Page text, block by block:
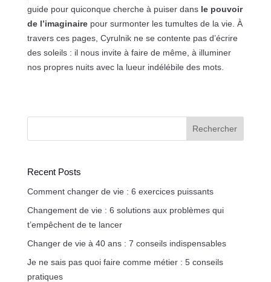
guide pour quiconque cherche à puiser dans le pouvoir
de l’imaginairepour surmonter les tumultes de la vie. À
travers ces pages, Cyrulnik ne se contente pas d’écrire
des soleils : il nous invite à faire de même, à illuminer
nos propres nuits avec la lueur indélébile des mots.
Rechercher
Recent Posts
Comment changer de vie : 6 exercices puissants
Changement de vie : 6 solutions aux problèmes qui
t’empêchent de te lancer
Changer de vie à 40 ans : 7 conseils indispensables
Je ne sais pas quoi faire comme métier : 5 conseils
pratiques